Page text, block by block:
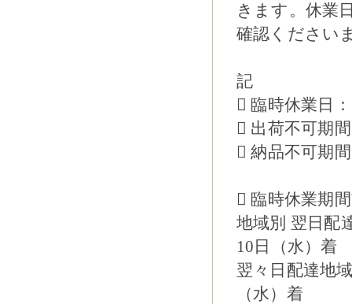
きます。休業
確認ください
記
 臨時休業日
 出荷不可期
 納品不可期
 臨時休業期
地域別 翌日配
10日（水）着
翌々日配達地
（水）着